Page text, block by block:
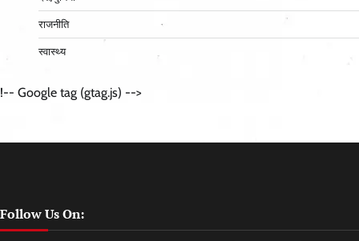
राजनीति
स्वास्थ्य
!-- Google tag (gtag.js) -->
Follow Us On: